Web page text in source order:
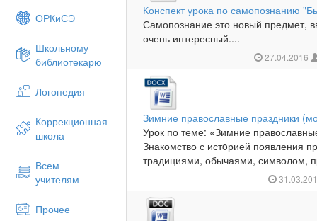
ОРКиСЭ
Школьному
библиотекарю
Логопедия
Коррекционная
школа
Всем
учителям
Прочее
Конспект урока по самопознанию
Самопознание это новый предмет,
очень интересный....
27.04.2016
Зимние православные праздники
Урок по теме: «Зимние
Знакомство с истoрией появления
традициями, обычаями, символом,